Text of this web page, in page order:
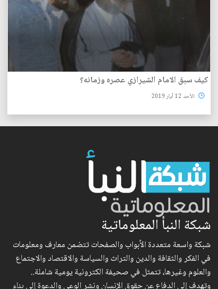
كيف سبق الامام الشيرازي عصره وزمانه؟
الأحد 12 آيار 2019
شبكة النبأ المعلوماتية
شبكة واسعة متعددة الأبواب والصفحات تتضمن معارف ومعلومات
في الفكر والثقافة والدين والتراث والسياسة والاقتصاد والاجتماع
والعلوم وغيرها، تتمثل في صحيفة الكترونية يومية شاملة..